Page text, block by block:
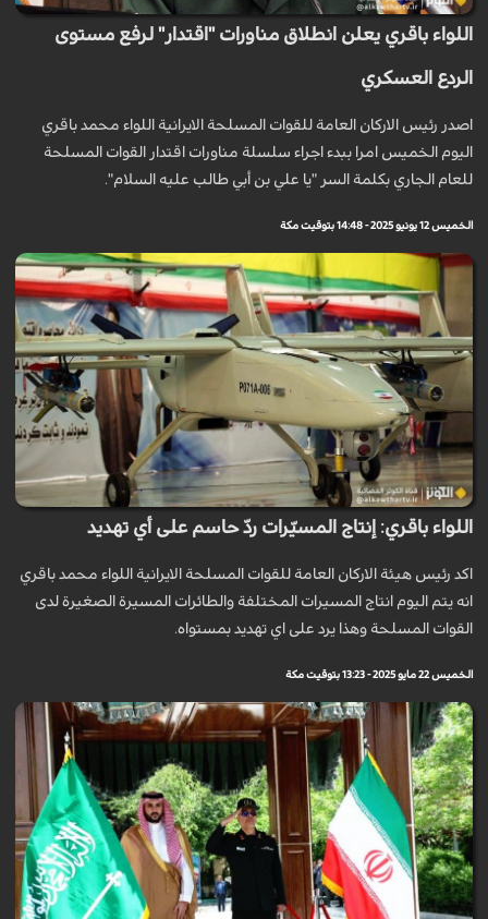
اللواء باقري يعلن انطلاق مناورات "اقتدار" لرفع مستوى
الردع العسكري
اصدر رئيس الاركان العامة للقوات المسلحة الايرانية اللواء محمد باقري
اليوم الخميس امرا ببدء اجراء سلسلة مناورات اقتدار القوات المسلحة
للعام الجاري بكلمة السر "يا علي بن أبي طالب عليه السلام".
الخميس 12 يونيو 2025 - 14:48 بتوقيت مكة
اللواء باقري: إنتاج المسيّرات ردّ حاسم على أي تهديد
اكد رئيس هيئة الاركان العامة للقوات المسلحة الايرانية اللواء محمد باقري
انه يتم اليوم انتاج المسيرات المختلفة والطائرات المسيرة الصغيرة لدى
القوات المسلحة وهذا يرد على اي تهديد بمستواه.
الخميس 22 مايو 2025 - 13:23 بتوقيت مكة